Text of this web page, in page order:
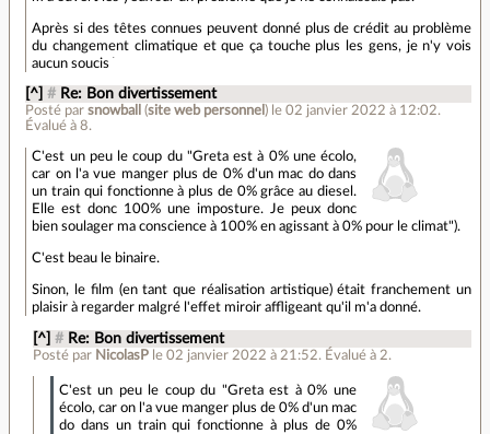
Après si des têtes connues peuvent donné plus de crédit au problème
du changement climatique et que ça touche plus les gens, je n'y vois
aucun soucis
[^] # Re: Bon divertissement
Posté parsnowball (site web personnel ) le 02 janvier 2022 à 12:02.
Évalué à8.
C'est un peu le coup du "Greta est à 0% une écolo,
car on l'a vue manger plus de 0% d'un mac do dans
un train qui fonctionne à plus de 0% grâce au diesel.
Elle est donc 100% une imposture. Je peux donc
bien soulager ma conscience à 100% en agissant à 0% pour le climat").
C'est beau le binaire.
Sinon, le film (en tant que réalisation artistique) était franchement un
plaisir à regarder malgré l'effet miroir affligeant qu'il m'a donné.
[^] # Re: Bon divertissement
Posté par NicolasP le 02 janvier 2022 à 21:52. Évalué à 2.
C'est un peu le coup du "Greta est à 0% une
écolo, car on l'a vue manger plus de 0% d'un mac
do dans un train qui fonctionne à plus de 0%